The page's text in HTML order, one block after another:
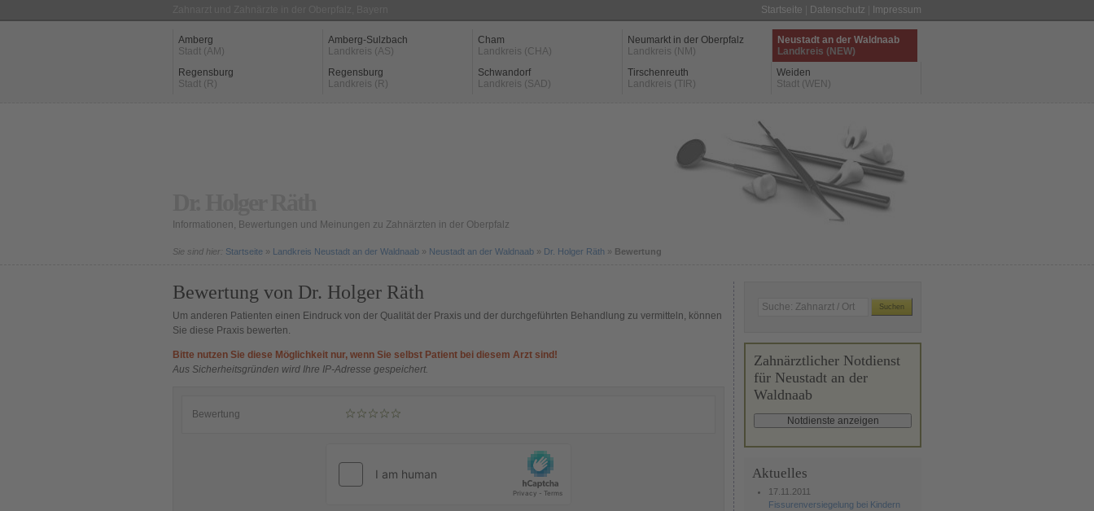
Startseite Datenschutz Impressum
Amberg
Stadt (AM)
Amberg-Sulzbach
Landkreis (AS)
Cham
Landkreis (CHA)
Neumarkt in der Oberpfalz
Landkreis (NM)
Neustadt an der Waldnaab
Landkreis (NEW)
Regensburg
Stadt (R)
Regensburg
Landkreis (R)
Schwandorf
Landkreis (SAD)
Tirschenreuth
Landkreis (TIR)
Weiden
Stadt (WEN)
Informationen, Bewertungen und Meinungen zu Zahnärzten in der Oberpfalz
Sie sind hier: Startseite » Landkreis Neustadt an der Waldnaab » Neustadt an der Waldnaab » Dr. Holger Räth » Bewertung
Bewertung von Dr. Holger Räth
Um anderen Patienten einen Eindruck von der Qualität der Praxis und der durchgeführten Behandlung zu vermitteln, können
Sie diese Praxis bewerten.
Bitte nutzen Sie diese Möglichkeit nur, wenn Sie selbst Patient bei diesem Arzt sind!
Aus Sicherheitsgründen wird Ihre IP-Adresse gespeichert.
Bewertung
Zahnärztlicher Notdienst
für Neustadt an der
Waldnaab
Aktuelles
17.11.2011
Fissurenversiegelung bei Kindern